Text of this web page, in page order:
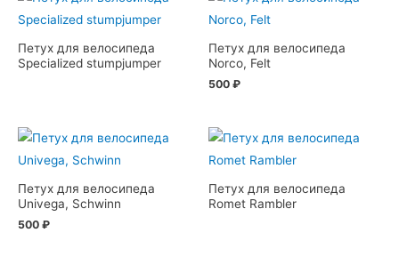
Петух для велосипеда
Specialized stumpjumper
Петух для велосипеда
Norco, Felt
500 ₽
Петух для велосипеда
Univega, Schwinn
500 ₽
Петух для велосипеда
Romet Rambler